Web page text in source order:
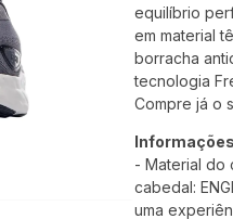
equilíbrio
em material
borracha
tecnologia
Compre já o
- Material do
cabedal:
uma